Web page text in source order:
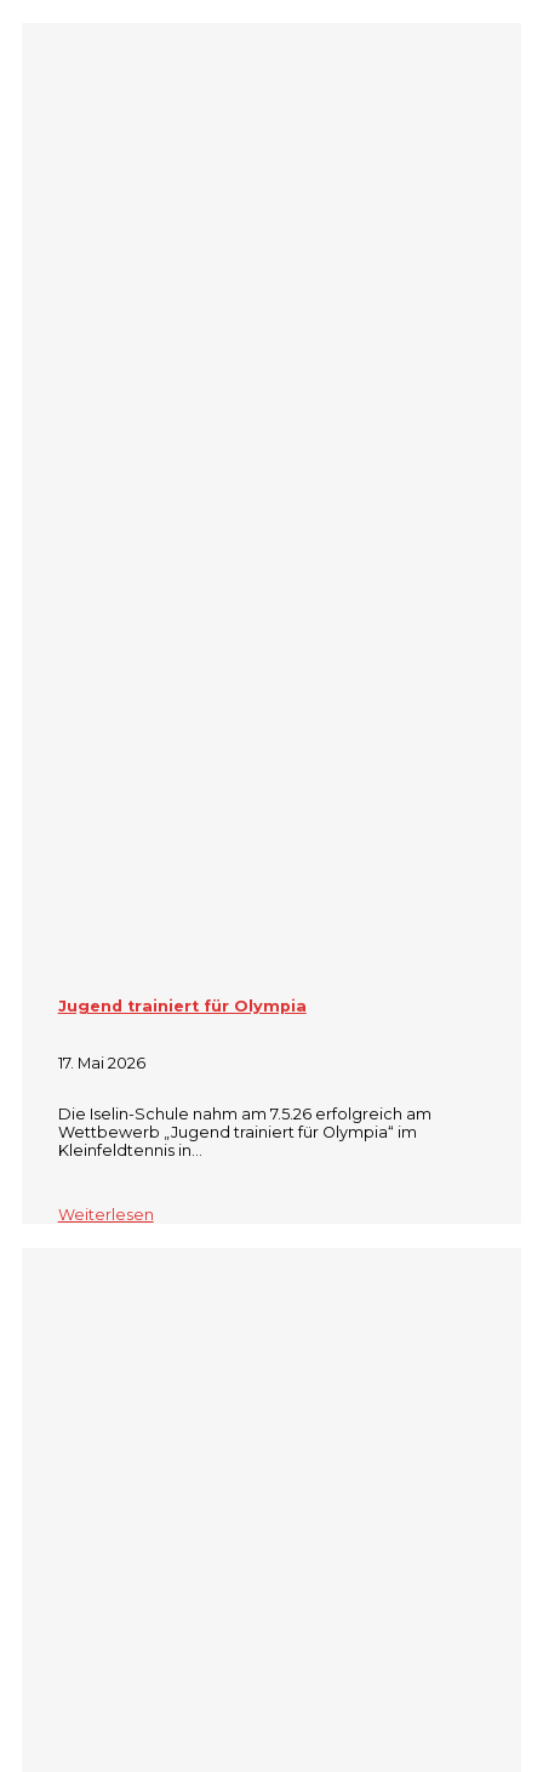
Jugend trainiert für Olympia
17. Mai 2026
Die Iselin-Schule nahm am 7.5.26 erfolgreich am
Wettbewerb „Jugend trainiert für Olympia“ im
Kleinfeldtennis in…
Weiterlesen